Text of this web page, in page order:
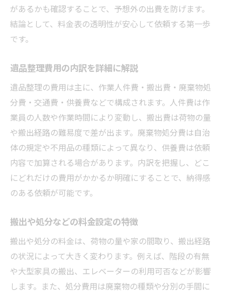
があるかも確認することで、予想外の出費を防げます。
結論として、料金表の透明性が安心して依頼する第一歩
です。
遺品整理費用の内訳を詳細に解説
遺品整理の費用は主に、作業人件費・搬出費・廃棄物処
分費・交通費・供養費などで構成されます。人件費は作
業員の人数や作業時間により変動し、搬出費は荷物の量
や搬出経路の難易度で差が出ます。廃棄物処分費は自治
体の規定や不用品の種類によって異なり、供養費は依頼
内容で加算される場合があります。内訳を把握し、どこ
にどれだけの費用がかかるか明確にすることで、納得感
のある依頼が可能です。
搬出や処分などの料金設定の特徴
搬出や処分の料金は、荷物の量や家の間取り、搬出経路
の状況によって大きく変わります。例えば、階段の有無
や大型家具の搬出、エレベーターの利用可否などが影響
します。また、処分費用は廃棄物の種類や分別の手間に